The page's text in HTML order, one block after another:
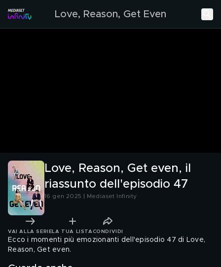
Love, Reason, Get Even
Love, Reason, Get even, il
riassunto dell'episodio 47
16 gen 2025 | Mediaset Infinity
VAI ALLA SERIE LA TUA LISTA CONDIVIDI
Ecco i momenti più emozionanti dell'episodio 47 di Love,
Reason, Get even.